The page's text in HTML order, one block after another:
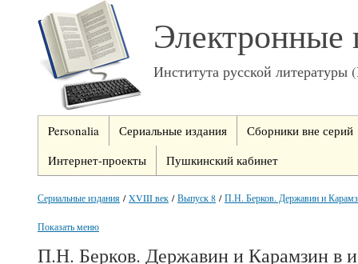
Электронные
Института русской
Personalia Сериальные издания
Сборники вне серий
Интернет-проекты
Пушкинский кабинет
Сериальные издания /XVIII век /Выпуск 8 /П.Н. Берков. Державин и
Показать меню
П.Н. Берков. Державин и Карамзин в